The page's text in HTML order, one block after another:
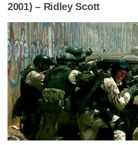
2001) – Ridley Scott